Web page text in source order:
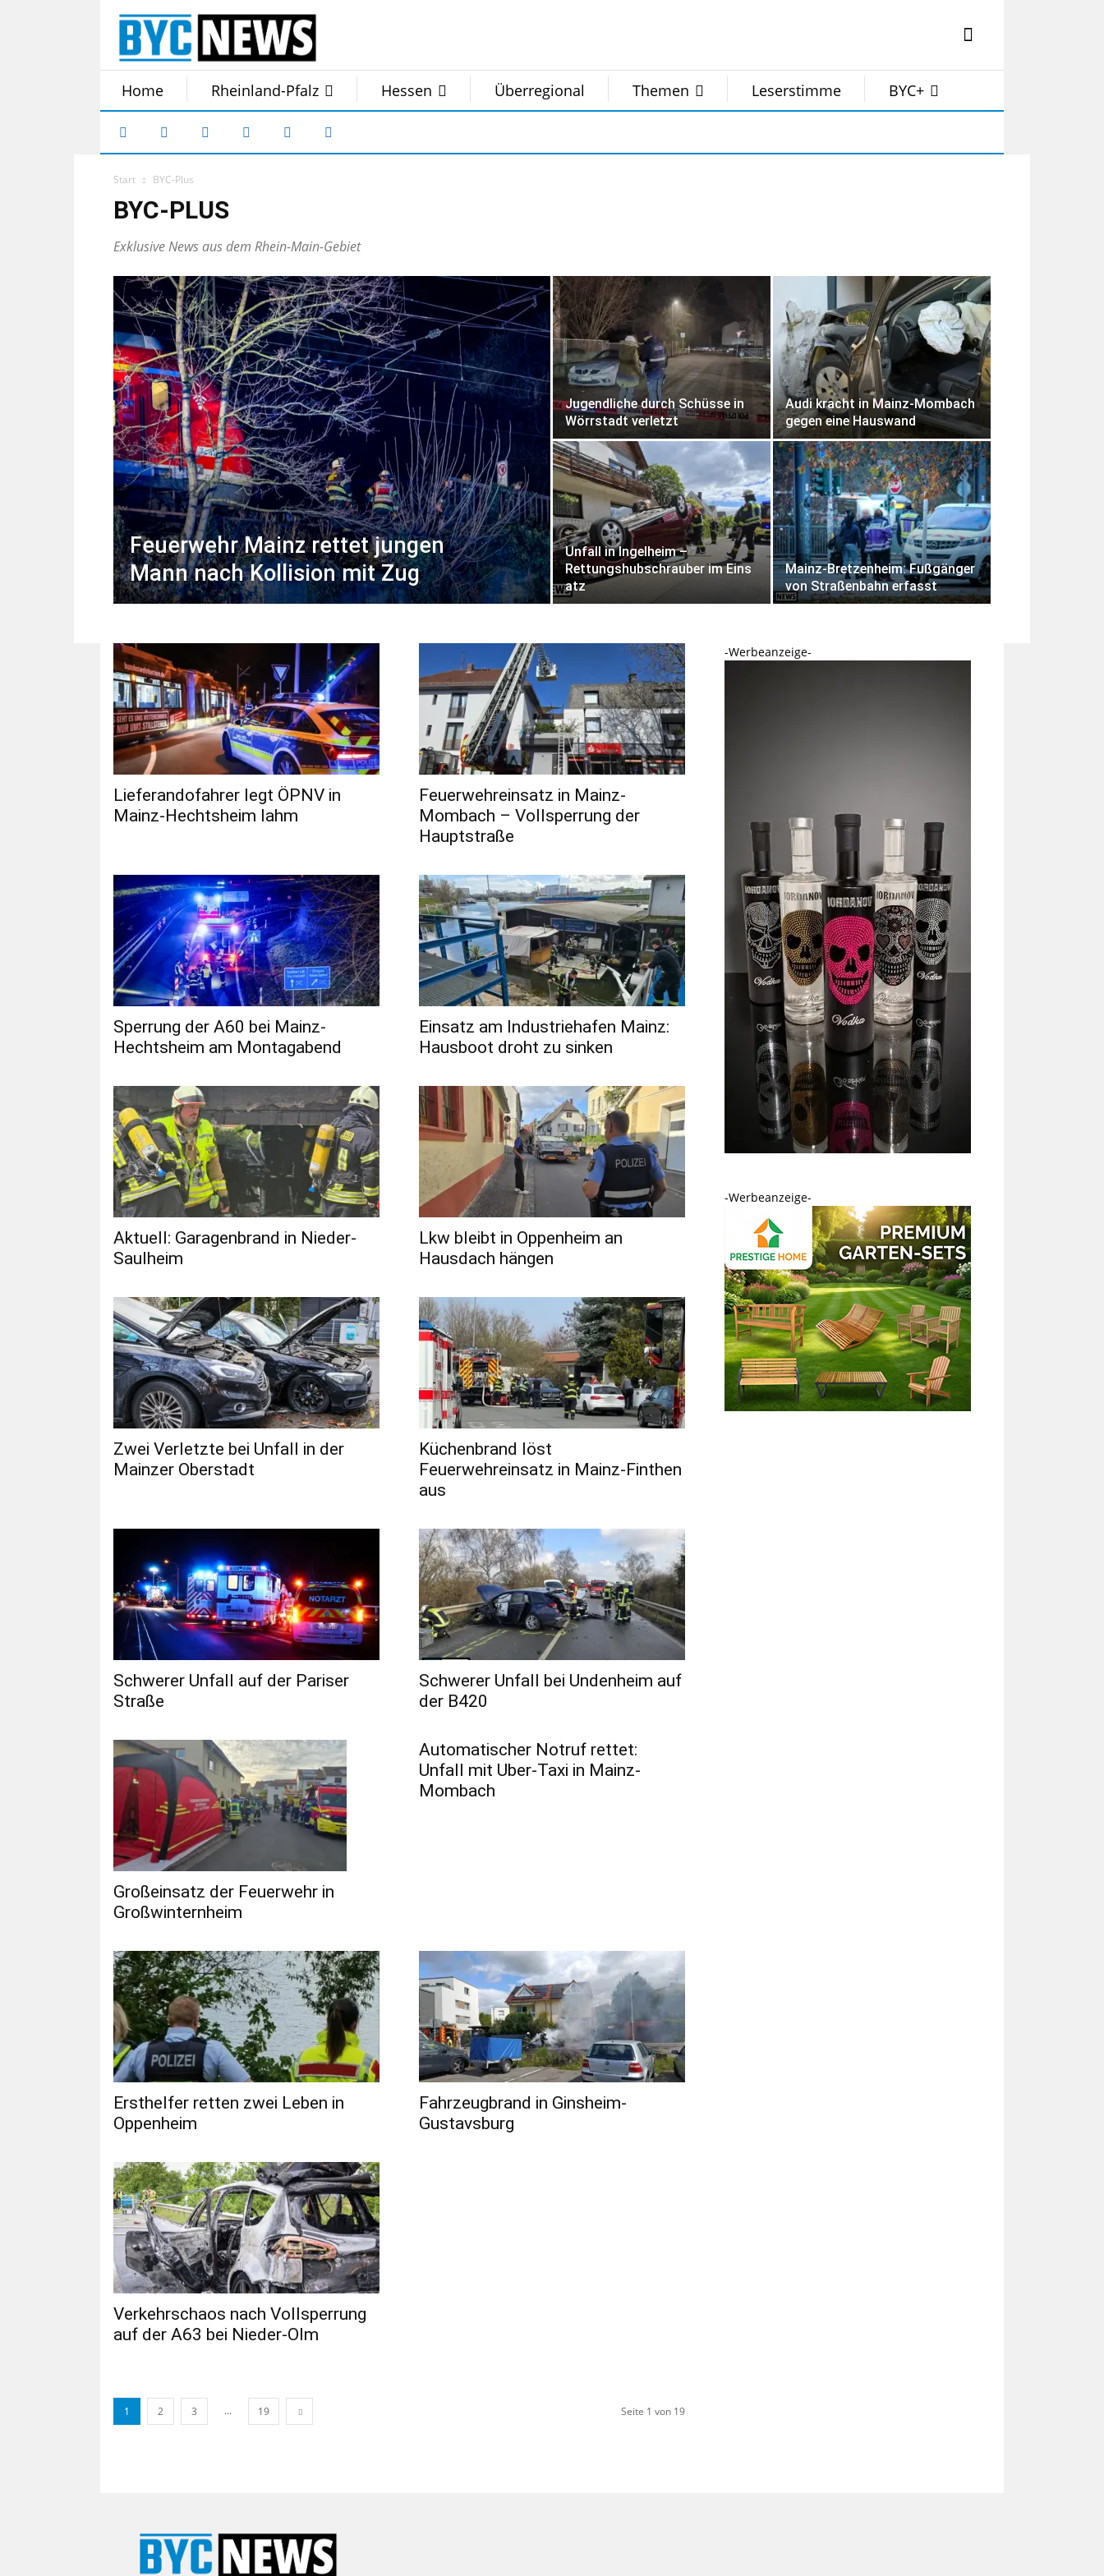
Home Rheinland-Pfalz Hessen Überregional Themen Leserstimme BYC+
Start BYC-Plus
BYC-PLUS
Exklusive News aus dem Rhein-Main-Gebiet
Feuerwehr Mainz rettet jungen
Mann nach Kollision mit Zug
Jugendliche durch Schüsse in
Wörrstadt verletzt
Audi kracht in Mainz-Mombach
gegen eine Hauswand
Unfall in Ingelheim –
Rettungshubschrauber im Eins
atz
Mainz-Bretzenheim: Fußgänger
von Straßenbahn erfasst
Lieferandofahrer legt ÖPNV in
Mainz-Hechtsheim lahm
Feuerwehreinsatz in Mainz-
Mombach – Vollsperrung der
Hauptstraße
Sperrung der A60 bei Mainz-
Hechtsheim am Montagabend
Einsatz am Industriehafen Mainz:
Hausboot droht zu sinken
Aktuell: Garagenbrand in Nieder-
Saulheim
Lkw bleibt in Oppenheim an
Hausdach hängen
Zwei Verletzte bei Unfall in der
Mainzer Oberstadt
Küchenbrand löst
Feuerwehreinsatz in Mainz-Finthen
aus
Schwerer Unfall auf der Pariser
Straße
Schwerer Unfall bei Undenheim auf
der B420
Großeinsatz der Feuerwehr in
Großwinternheim
Automatischer Notruf rettet:
Unfall mit Uber-Taxi in Mainz-
Mombach
Ersthelfer retten zwei Leben in
Oppenheim
Fahrzeugbrand in Ginsheim-
Gustavsburg
Verkehrschaos nach Vollsperrung
auf der A63 bei Nieder-Olm
1 2 3 ... 19 Seite 1 von 19
-Werbeanzeige-
-Werbeanzeige-